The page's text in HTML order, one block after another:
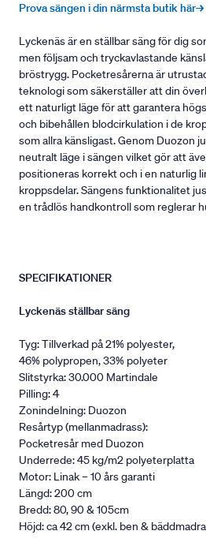
Prova sängen i din närmsta butik här→
Lyckenäs är en ställbar säng för dig
men följsam och tryckavlastande
bröstrygg. Pocketresårerna är
teknologi som säkerställer att din
ett naturligt läge för att garantera
och bibehållen blodcirkulation i de
som allra känsligast. Genom Duozon
neutralt läge i sängen vilket gör att
positioneras korrekt och i en naturlig
kroppsdelar. Sängens funktionalitet
en trådlös handkontroll som reglerar
SPECIFIKATIONER
Lyckenäs ställbar säng
Tyg: Tillverkad på 21% polyester,
46% polypropen, 33% polyeter
Slitstyrka: 30.000 Martindale
Pilling: 4
Zonindelning: Duozon
Resårtyp (mellanmadrass):
Pocketresår med Duozon
Underrede: 45 kg/m2 polyeterplatta
Motor: Linak – 10 års garanti
Längd: 200 cm
Bredd: 80, 90 & 105cm
Höjd: ca 42 cm (exkl. ben &